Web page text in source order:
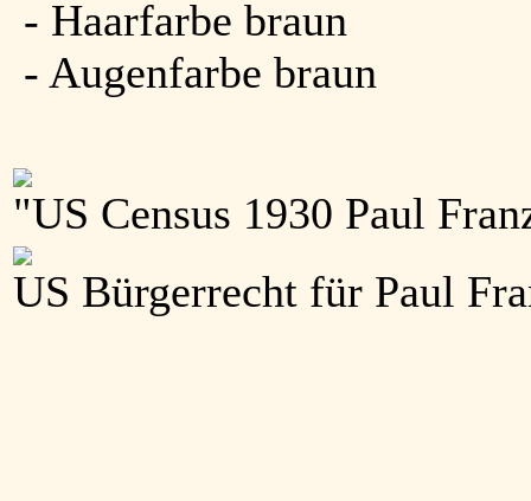
- Haarfarbe braun
- Augenfarbe braun
"US Census 1930 Paul
US Bürgerrecht für Paul